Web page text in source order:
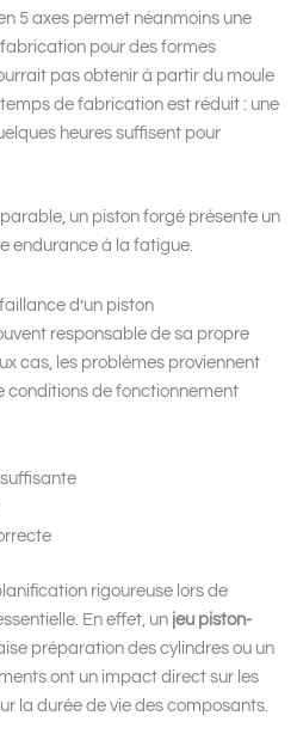
5 axes permet néanmoins une
pour des formes
pas obtenir à partir du moule
de fabrication est réduit : une
heures suffisent pour
un piston forgé présente un
endurance à la fatigue.
d’un piston
responsable de sa propre
cas, les problèmes proviennent
conditions de fonctionnement
rigoureuse lors de
En effet, un jeu piston-
préparation des cylindres ou un
ont un impact direct sur les
la durée de vie des composants.